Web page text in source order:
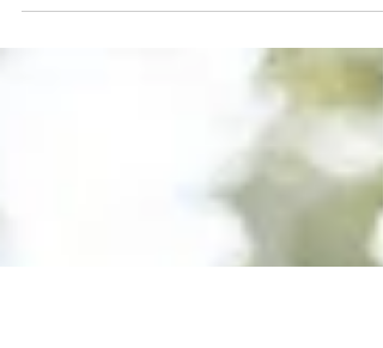
designipari innovációk
Idén ősszel is várja a divat- és designipart
forradalmasító ötleteket a HFDA Startup